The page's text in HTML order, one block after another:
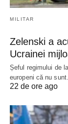
MILITAR
Zelenski a
Ucrainei
Șeful regimului de
europeni că nu
22 de ore ago